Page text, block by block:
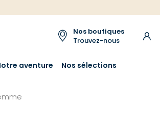
Nos boutiques
Trouvez-nous
aventure Nos sélections